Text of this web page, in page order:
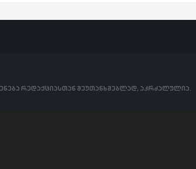
რედაქციასთან შეუთანხმებლად, აკრძალულია.